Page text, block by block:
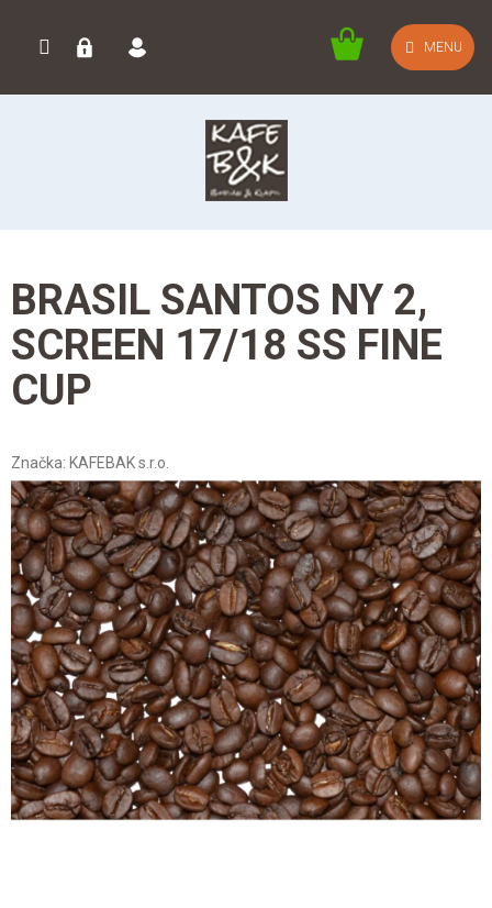
obsah
MENU
NÁKUPNÍ
KOŠÍK
BRASIL SANTOS NY 2,
SCREEN 17/18 SS FINE
CUP
Značka: KAFEBAK s.r.o.